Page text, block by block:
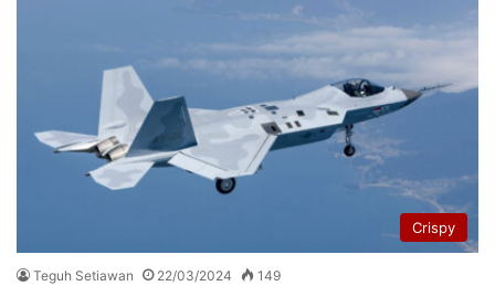
Crispy
Teguh Setiawan 22/03/2024 149